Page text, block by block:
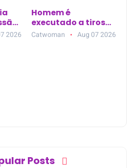
2026
Homem é
executado a tiros
dentro de carro em
Catwoman Aug 07 2026
Posts